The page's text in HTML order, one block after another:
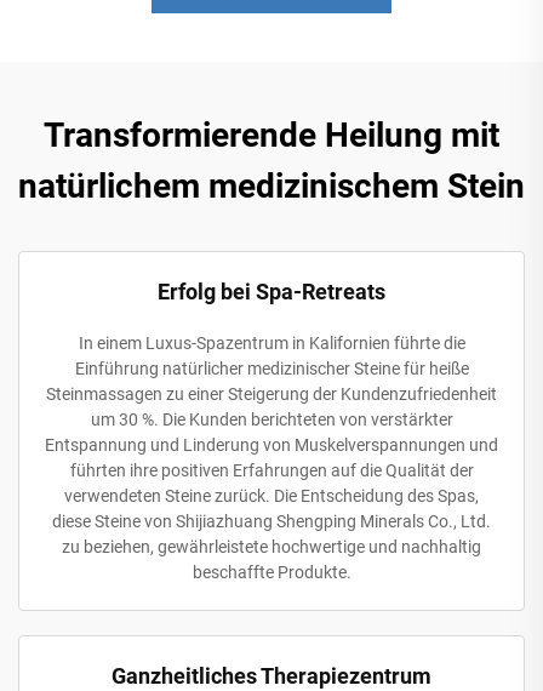
Transformierende Heilung mit
natürlichem medizinischem Stein
Erfolg bei Spa-Retreats
In einem Luxus-Spazentrum in Kalifornien führte die
Einführung natürlicher medizinischer Steine für heiße
Steinmassagen zu einer Steigerung der Kundenzufriedenheit
um 30 %. Die Kunden berichteten von verstärkter
Entspannung und Linderung von Muskelverspannungen und
führten ihre positiven Erfahrungen auf die Qualität der
verwendeten Steine zurück. Die Entscheidung des Spas,
diese Steine von Shijiazhuang Shengping Minerals Co., Ltd.
zu beziehen, gewährleistete hochwertige und nachhaltig
beschaffte Produkte.
Ganzheitliches Therapiezentrum